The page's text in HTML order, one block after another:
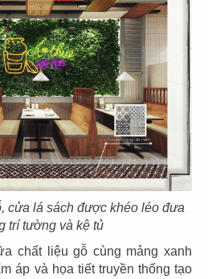
cửa lá sách được khéo léo đưa
trí tường và kệ tủ
chất liệu gỗ cùng mảng xanh
áp và họa tiết truyền thống tạo
BOTEJYU
CN Crescent Mall - Q.7
44
THE COFFEE HOUSE
CN Nha Trang